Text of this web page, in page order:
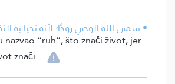
• سمى الله الوحي روحًا؛ لأنه تحيا به
nazvao “ruh”, što znači život, jer
znači.